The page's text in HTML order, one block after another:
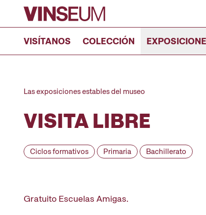
Ir al contenido
VISÍTANOS COLECCIÓN
Las exposiciones estables del museo
VISITA LIBRE
Ciclos formativos Primaria Bachillerato
Gratuito Escuelas Amigas.